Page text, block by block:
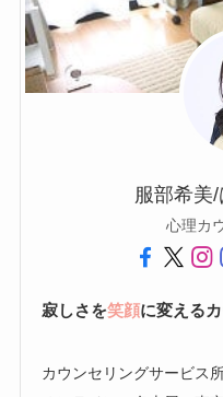
服部希美
心理カ
寂しさを笑顔に変える
カウンセリングサービス